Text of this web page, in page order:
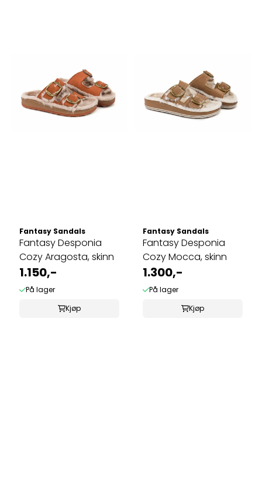
Fantasy Sandals
Fantasy Desponia
Cozy Aragosta, skinn
1.150,-
På lager
Kjøp
Fantasy Sandals
Fantasy Desponia
Cozy Mocca, skinn
1.300,-
På lager
Kjøp